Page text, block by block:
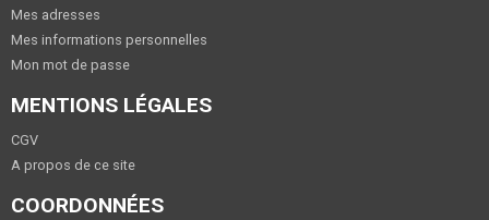
Mes adresses
Mes informations personnelles
Mon mot de passe
MENTIONS LÉGALES
CGV
A propos de ce site
COORDONNÉES